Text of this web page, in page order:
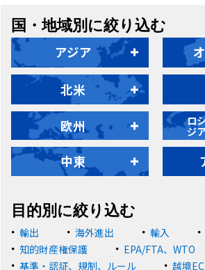
国・地域別に絞り込む
アジア
北米
欧州
ロ
ジ
中東
目的別に絞り込む
輸出 海外進出 輸入
知的財産権保護
EPA/FTA、WTO
基準・認証、規制、ルール
越境EC